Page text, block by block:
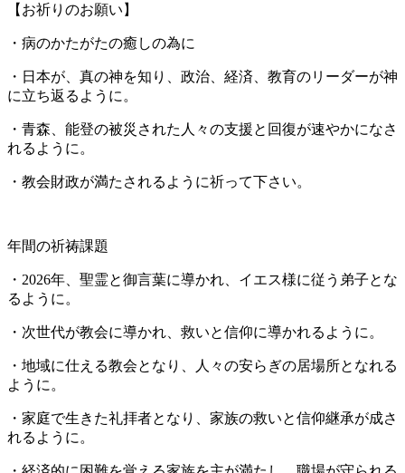
【お祈りのお願い】
・病のかたがたの癒しの為に
・日本が、真の神を知り、政治、経済、教育のリーダーが神
に立ち返るように。
・青森、能登の被災された人々の支援と回復が速やかになさ
れるように。
・教会財政が満たされるように祈って下さい。
年間の祈祷課題
・2026年、聖霊と御言葉に導かれ、イエス様に従う弟子とな
るように。
・次世代が教会に導かれ、救いと信仰に導かれるように。
・地域に仕える教会となり、人々の安らぎの居場所となれる
ように。
・家庭で生きた礼拝者となり、家族の救いと信仰継承が成さ
れるように。